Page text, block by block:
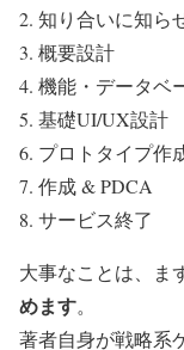
知り合いに知ら
概要設計
機能・データベ
基礎UI/UX設計
プロトタイプ作
作成 & PDCA
サービス終了
大事なことは、ま
めます。
著者自身が戦略系